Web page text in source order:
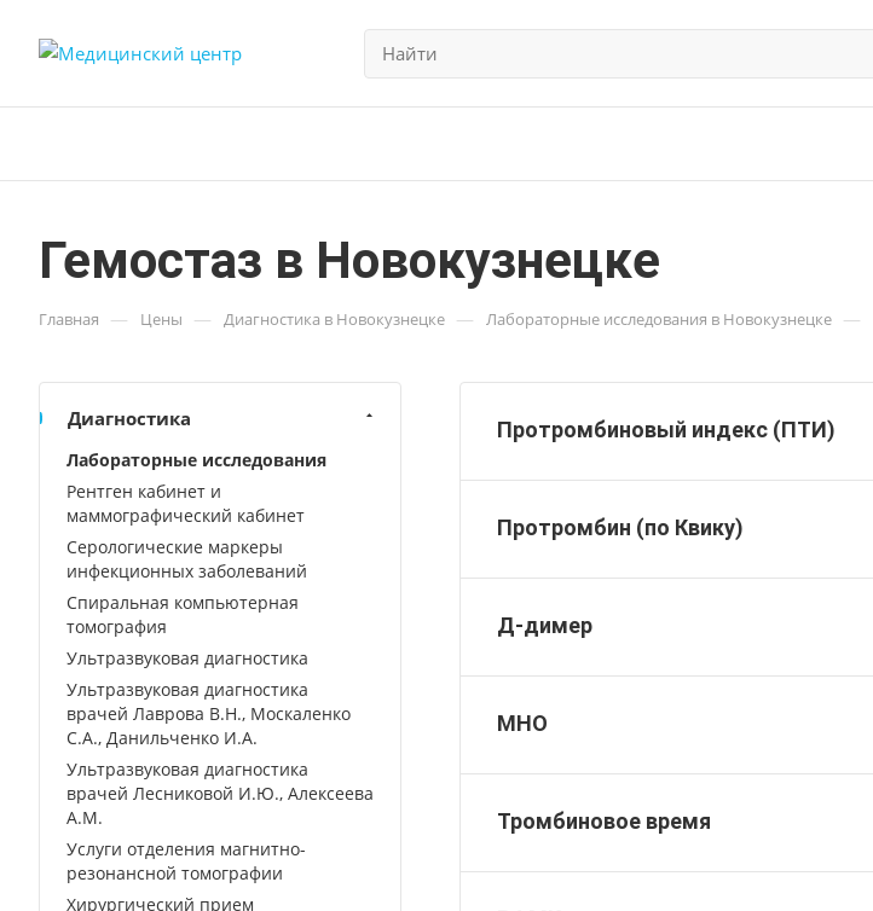
Гемостаз в Новокузнецке
Главная — Цены — Диагностика в Новокузнецке — Лабораторные исследования в Новокузнецке —
Протромбиновый индекс (ПТИ)
Протромбин (по Квику)
Д-димер
МНО
Тромбиновое время
Диагностика
Лабораторные исследования
Рентген кабинет и
маммографический кабинет
Серологические маркеры
инфекционных заболеваний
Спиральная компьютерная
томография
Ультразвуковая диагностика
Ультразвуковая диагностика
врачей Лаврова В.Н., Москаленко
С.А., Данильченко И.А.
Ультразвуковая диагностика
врачей Лесниковой И.Ю., Алексеева
А.М.
Услуги отделения магнитно-
резонансной томографии
Хирургический прием